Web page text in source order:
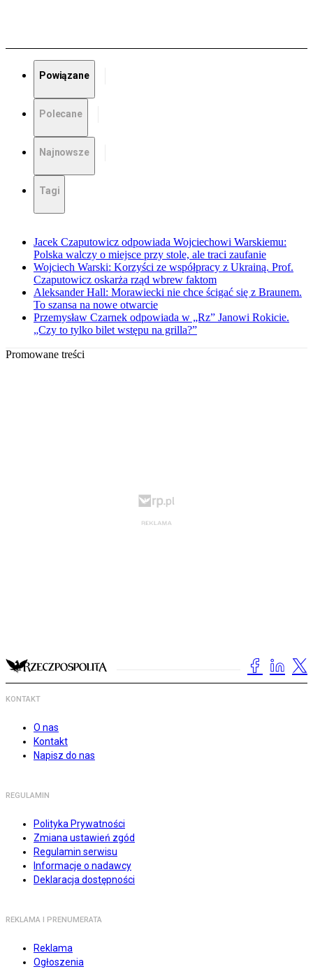
Powiązane
Polecane
Najnowsze
Tagi
Jacek Czaputowicz odpowiada Wojciechowi Warskiemu:
Polska walczy o miejsce przy stole, ale traci zaufanie
Wojciech Warski: Korzyści ze współpracy z Ukrainą. Prof.
Czaputowicz oskarża rząd wbrew faktom
Aleksander Hall: Morawiecki nie chce ścigać się z Braunem.
To szansa na nowe otwarcie
Przemysław Czarnek odpowiada w „Rz” Janowi Rokicie.
„Czy to tylko bilet wstępu na grilla?”
Promowane treści
KONTAKT
O nas
Kontakt
Napisz do nas
REGULAMIN
Polityka Prywatności
Zmiana ustawień zgód
Regulamin serwisu
Informacje o nadawcy
Deklaracja dostępności
REKLAMA I PRENUMERATA
Reklama
Ogłoszenia